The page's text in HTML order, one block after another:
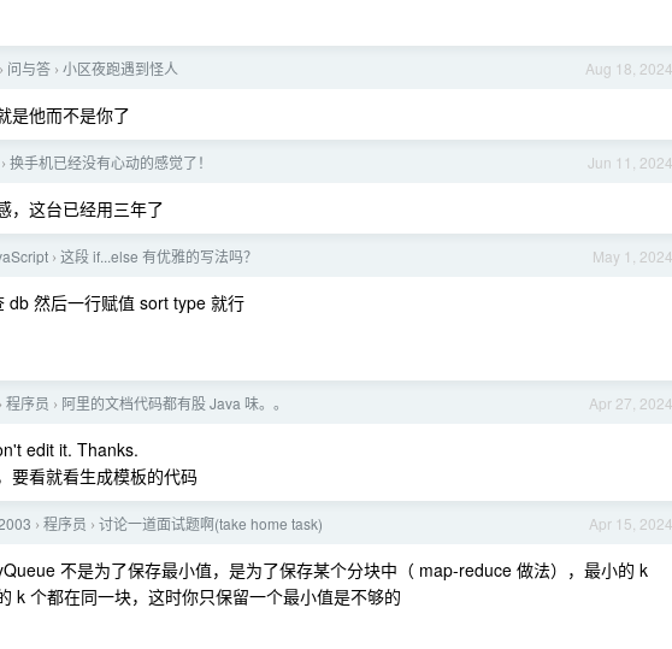
Aug 18, 2024
› 问与答 › 小区夜跑遇到怪人
是他而不是你了
Jun 11, 2024
› 换手机已经没有心动的感觉了！
，这台已经用三年了
May 1, 2024
› 这段 if...else 有优雅的写法吗？
db 然后一行赋值 sort type 就行
Apr 27, 2024
› 程序员 › 阿里的文档代码都有股 Java 味。。
edit it. Thanks.
要看就看生成模板的代码
Apr 15, 2024
› 程序员 › 讨论一道面试题啊(take home task)
不是为了保存最小值，是为了保存某个分块中（ map-reduce 做法），最小的 k
k 个都在同一块，这时你只保留一个最小值是不够的